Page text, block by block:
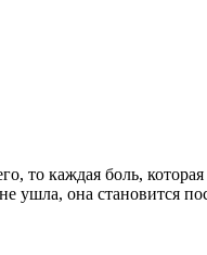
то каждая боль,
она становится